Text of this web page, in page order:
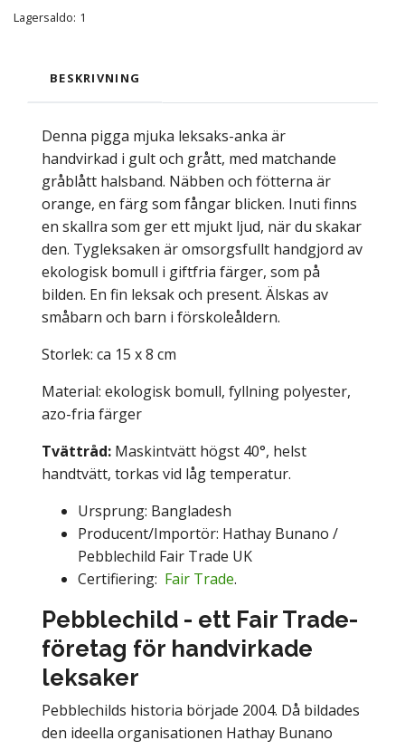
Lagersaldo: 1
BESKRIVNING
Denna pigga mjuka leksaks-anka är
handvirkad i gult och grått, med matchande
gråblått halsband. Näbben och fötterna är
orange, en färg som fångar blicken. Inuti finns
en skallra som ger ett mjukt ljud, när du skakar
den. Tygleksaken är omsorgsfullt handgjord av
ekologisk bomull i giftfria färger, som på
bilden. En fin leksak och present. Älskas av
småbarn och barn i förskoleåldern.
Storlek: ca 15 x 8 cm
Material: ekologisk bomull, fyllning polyester,
azo-fria färger
Tvättråd: Maskintvätt högst 40°, helst
handtvätt, torkas vid låg temperatur.
Ursprung: Bangladesh
Producent/Importör: Hathay Bunano /
Pebblechild Fair Trade UK
Certifiering: Fair Trade.
Pebblechild - ett Fair Trade-
företag för handvirkade
leksaker
Pebblechilds historia började 2004. Då bildades
den ideella organisationen Hathay Bunano